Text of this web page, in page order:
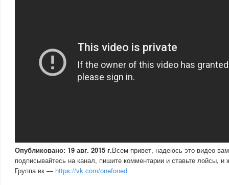
Опубликовано: 19 авг. 2015 г.Всем привет, надеюсь это видео
подписывайтесь на канал, пишите комментарии и ставьте лойсы, и
Группа вк — https://vk.com/onefoned